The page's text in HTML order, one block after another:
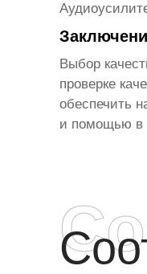
Выбор
проверке
обеспечить
и помощью в